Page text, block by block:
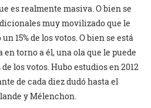
es realmente masiva. O bien se
muy movilizado que le
15% de los votos. O bien se está
torno a él, una ola que le puede
los votos. Hubo estudios en 2012
de cada diez dudó hasta el
y Mélenchon.